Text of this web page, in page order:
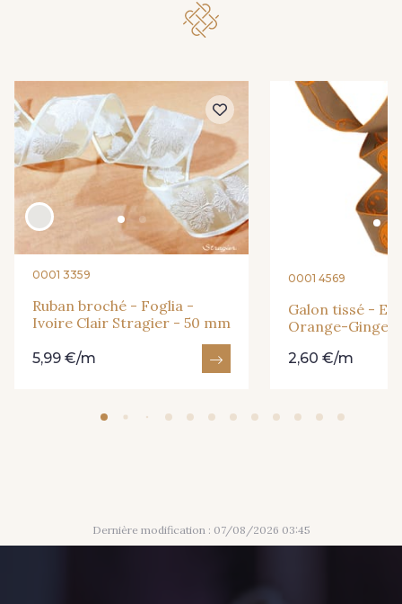
0001 3359
Ruban broché - Foglia -
Ivoire Clair Stragier - 50 mm
5,99 €/m
0001 4569
Galon tissé -
Orange-Ginger
2,60 €/m
Dernière modification : 07/08/2026 03:45